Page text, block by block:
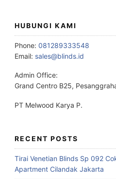
HUBUNGI KAMI
Phone: 081289333548
Email: sales@blinds.id
Admin Office:
Grand Centro B25,
PT Melwood Karya P.
RECENT POSTS
Tirai Venetian Blinds Sp 092
Apartment Cilandak Jakarta